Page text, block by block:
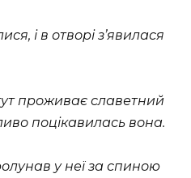
і в отворі з’явилася
проживає славетний
поцікавилась вона.
у неї за спиною